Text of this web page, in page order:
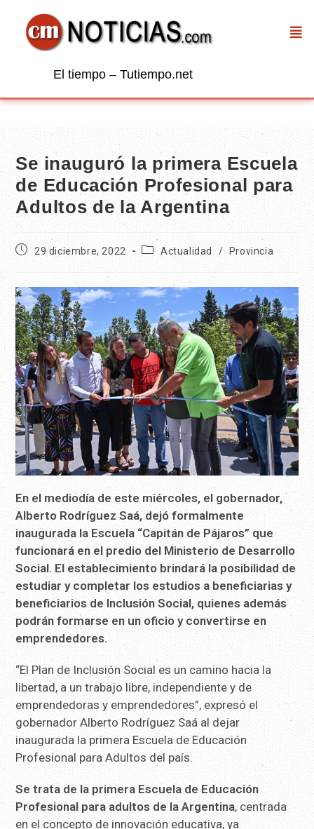
El tiempo – Tutiempo.net
Se inauguró la primera Escuela
de Educación Profesional para
Adultos de la Argentina
29 diciembre, 2022 Actualidad / Provincia
En el mediodía de este miércoles, el gobernador,
Alberto Rodríguez Saá, dejó formalmente
inaugurada la Escuela “Capitán de Pájaros” que
funcionará en el predio del Ministerio de Desarrollo
Social. El establecimiento brindará la posibilidad de
estudiar y completar los estudios a beneficiarias y
beneficiarios de Inclusión Social, quienes además
podrán formarse en un oficio y convertirse en
emprendedores.
“El Plan de Inclusión Social es un camino hacia la
libertad, a un trabajo libre, independiente y de
emprendedoras y emprendedores”, expresó el
gobernador Alberto Rodríguez Saá al dejar
inaugurada la primera Escuela de Educación
Profesional para Adultos del país.
Se trata de la primera Escuela de Educación
Profesional para adultos de la Argentina, centrada
en el concepto de innovación educativa, ya